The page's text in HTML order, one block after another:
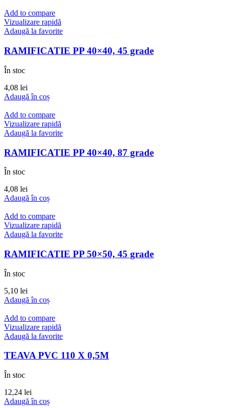
Add to compare
Vizualizare rapidă
Adaugă la favorite
RAMIFICATIE PP 40×40, 45 grade
În stoc
4,08 lei
Adaugă în coș
Add to compare
Vizualizare rapidă
Adaugă la favorite
RAMIFICATIE PP 40×40, 87 grade
În stoc
4,08 lei
Adaugă în coș
Add to compare
Vizualizare rapidă
Adaugă la favorite
RAMIFICATIE PP 50×50, 45 grade
În stoc
5,10 lei
Adaugă în coș
Add to compare
Vizualizare rapidă
Adaugă la favorite
TEAVA PVC 110 X 0,5M
În stoc
12,24 lei
Adaugă în coș